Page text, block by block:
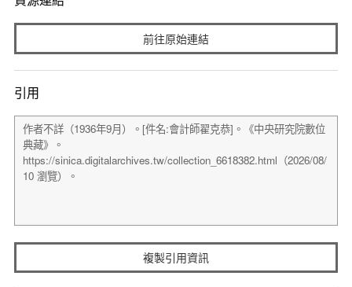
前往原始連結
引用
複製引用資訊